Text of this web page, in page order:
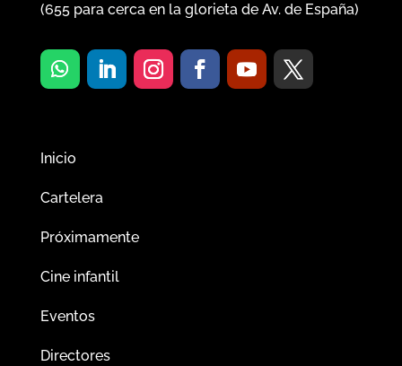
(655para cerca en la glorieta de Av. de España)
Inicio
Cartelera
Próximamente
Cine infantil
Eventos
Directores